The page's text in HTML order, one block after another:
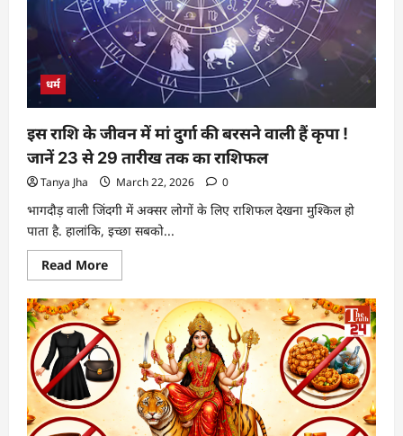
धर्म
इस राशि के जीवन में मां दुर्गा की बरसने वाली हैं कृपा !
जानें 23 से 29 तारीख तक का राशिफल
Tanya Jha March 22, 2026 0
भागदौड़ वाली जिंदगी में अक्सर लोगों के लिए राशिफल देखना मुश्किल हो
पाता है. हालांकि, इच्छा सबको...
Read More